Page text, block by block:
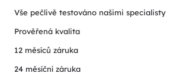
Vše pečlivě testováno našimi specialisty
Prověřená kvalita
12 měsíců záruka
24 měsíční záruka